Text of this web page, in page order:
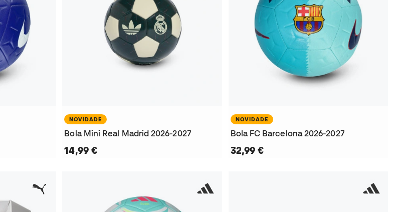
NOVIDADE
Bola Mini Real Madrid 2026-2027
14,99 €
NOVIDADE
Bola FC Barcelona 2026-2027
32,99 €